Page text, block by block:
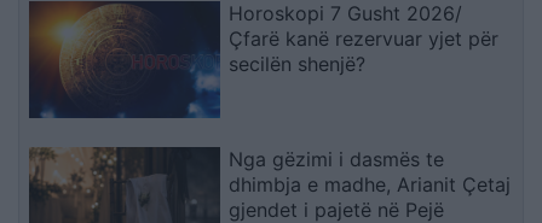
Horoskopi 7 Gusht 2026/
Çfarë kanë rezervuar yjet për
secilën shenjë?
Nga gëzimi i dasmës te
dhimbja e madhe, Arianit Çetaj
gjendet i pajetë në Pejë